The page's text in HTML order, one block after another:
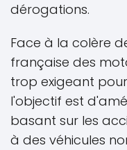
dérogations.
Face à la colère
française des
trop exigeant
l'objectif est
basant sur les
à des véhicules